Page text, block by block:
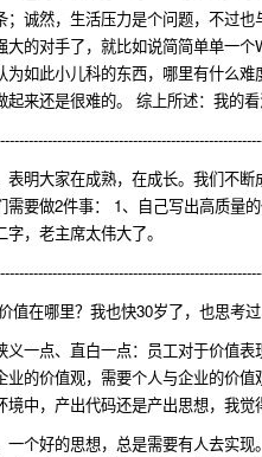
；诚然，生活压力是个问题，不过
大的对手了，就比如说简简单单一
为如此小儿科的东西，哪里有什么
起来还是很难的。 综上所述：我的
表明大家在成熟，在成长。我们不
需要做2件事： 1、自己写出高质量
，老主席太伟大了。
值在哪里？我也快30岁了，也思考
义一点、直白一点：员工对于价值
业的价值观，需要个人与企业的价
境中，产出代码还是产出思想，我
一个好的思想，总是需要有人去实